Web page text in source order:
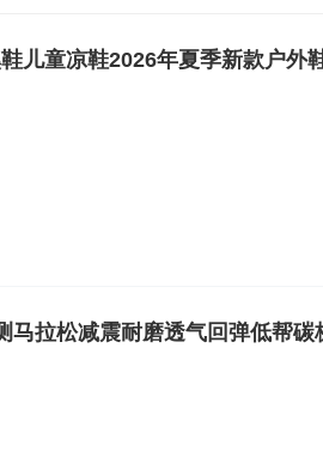
发、物流和信息一体化的企业管理体系
等一系列的社会公益活动，在2008年
社会。一直以来，361°人怀揣着对运动
发展而不懈努力，并致力于成为全球令
儿童凉鞋2026年夏季新款户外
马拉松减震耐磨透气回弹低帮碳